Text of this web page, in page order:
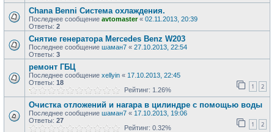
Chana Benni Система охлаждения.
Последнее сообщение avtomaster« 02.11.2013, 20:39
Ответы: 2
Снятие генератора Mercedes Benz W203
Последнее сообщение шаман7 « 27.10.2013, 22:54
Ответы: 3
ремонт ГБЦ
Последнее сообщение xellyin « 17.10.2013, 22:45
Ответы: 18 1 2
Рейтинг: 1.26%
Очистка отложений и нагара в цилиндре с помощью воды
Последнее сообщение шаман7 « 17.10.2013, 19:06
Ответы: 27 1 2
Рейтинг: 0.32%